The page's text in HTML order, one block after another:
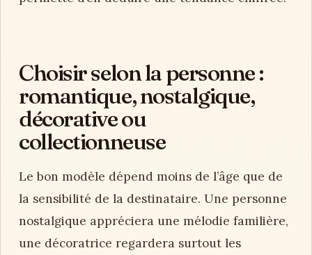
Choisir selon la personne :
romantique, nostalgique,
décorative ou
collectionneuse
Le bon modèle dépend moins de l’âge que de
la sensibilité de la destinataire. Une personne
nostalgique appréciera une mélodie familière,
une décoratrice regardera surtout les